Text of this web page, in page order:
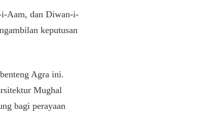
i-Aam, dan Diwan-i-
keputusan
Agra ini.
Mughal
bagi perayaan